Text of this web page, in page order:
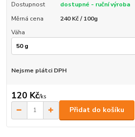
Dostupnost
dostupné - ruční výroba
Měrná cena
240 Kč / 100g
Váha
Nejsme plátci DPH
120 Kč/ks
Přidat do košíku